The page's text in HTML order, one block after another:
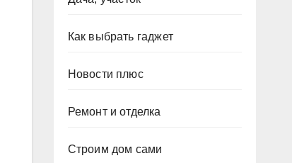
Как выбрать гаджет
Новости плюс
Ремонт и отделка
Строим дом сами